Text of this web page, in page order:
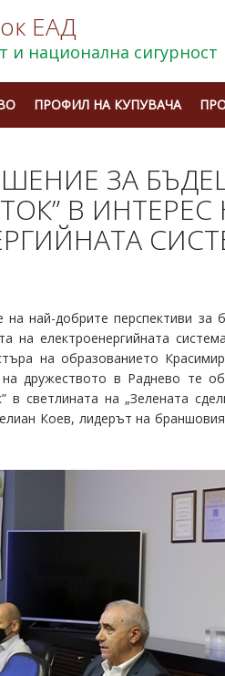
ЕАД
и национална сигурност
ПРОФИЛ НА КУПУВАЧА
ЗА
В
най-добрите перспективи за
на електроенергийната
на образованието
дружеството в Раднево те
в светлината на „Зелената
Коев, лидерът на